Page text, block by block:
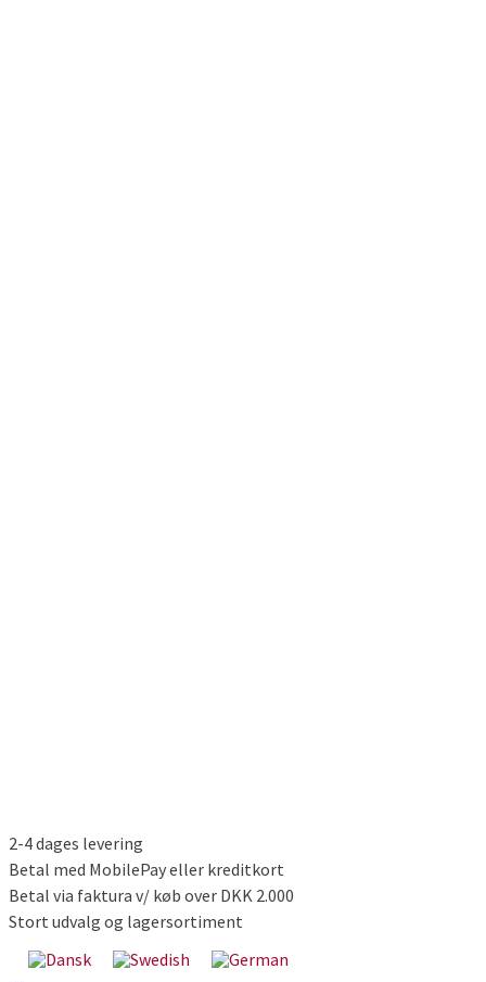
2-4 dages levering
Betal med MobilePay eller kreditkort
Betal via faktura v/ køb over DKK 2.000
Stort udvalg og lagersortiment